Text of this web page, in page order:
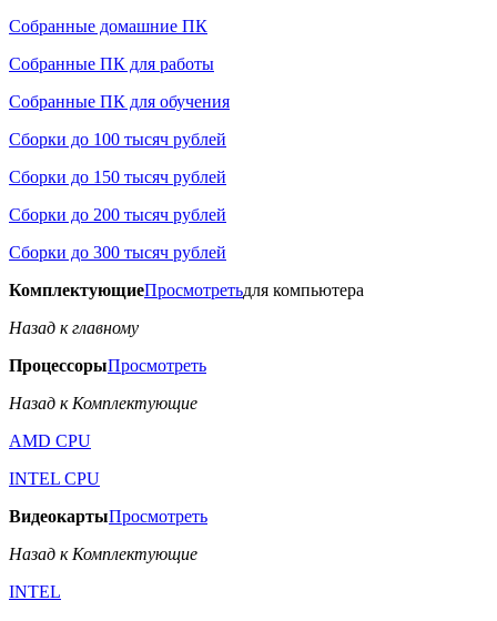
Собранные домашние ПК
Собранные ПК для работы
Собранные ПК для обучения
Сборки до 100 тысяч рублей
Сборки до 150 тысяч рублей
Сборки до 200 тысяч рублей
Сборки до 300 тысяч рублей
КомплектующиеПросмотретьдля компьютера
Назад к главному
ПроцессорыПросмотреть
Назад к Комплектующие
AMD CPU
INTEL CPU
ВидеокартыПросмотреть
Назад к Комплектующие
INTEL